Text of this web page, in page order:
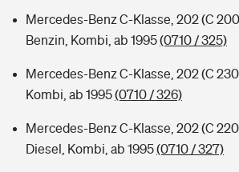
Mercedes-Benz C-Klasse, 202 (C 200
Benzin, Kombi, ab 1995(0710 / 325)
Mercedes-Benz C-Klasse, 202 (C 230
Kombi, ab 1995(0710 / 326)
Mercedes-Benz C-Klasse, 202 (C 220
Diesel, Kombi, ab 1995(0710 / 327)